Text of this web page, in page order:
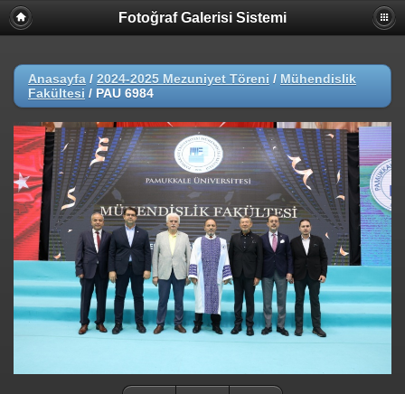
Fotoğraf Galerisi Sistemi
Anasayfa / 2024-2025 Mezuniyet Töreni / Mühendislik
Fakültesi / PAU 6984